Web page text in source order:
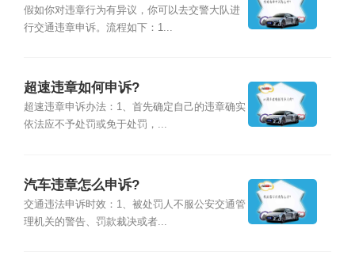
假如你对违章行为有异议，你可以去交警大队进
行交通违章申诉。流程如下：1...
超速违章如何申诉?
超速违章申诉办法：1、首先确定自己的违章确实
依法应不予处罚或免于处罚，...
汽车违章怎么申诉?
交通违法申诉时效：1、被处罚人不服公安交通管
理机关的警告、罚款裁决或者...